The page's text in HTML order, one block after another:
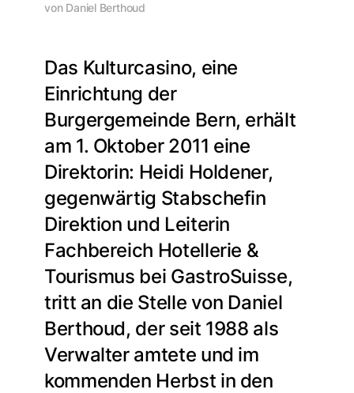
von Daniel Berthoud
Das Kulturcasino, eine
Einrichtung der
Burgergemeinde Bern, erhält
am 1. Oktober 2011 eine
Direktorin: Heidi Holdener,
gegenwärtig Stabschefin
Direktion und Leiterin
Fachbereich Hotellerie &
Tourismus bei GastroSuisse,
tritt an die Stelle von Daniel
Berthoud, der seit 1988 als
Verwalter amtete und im
kommenden Herbst in den